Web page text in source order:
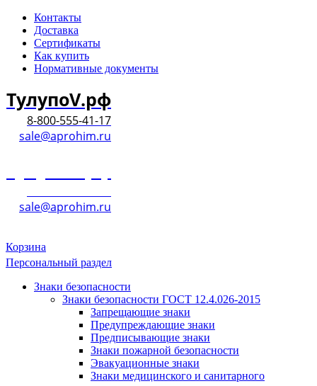
Контакты
Доставка
Сертификаты
Как купить
Нормативные документы
ТулупоV.рф
8-800-555-41-17
sale@aprohim.ru
sale@aprohim.ru
Корзина
Персональный раздел
Знаки безопасности
Знаки безопасности ГОСТ 12.4.026-2015
Запрещающие знаки
Предупреждающие знаки
Предписывающие знаки
Знаки пожарной безопасности
Эвакуационные знаки
Знаки медицинского и санитарного